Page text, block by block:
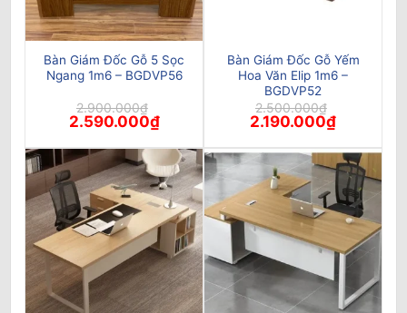
Bàn Giám Đốc Gỗ 5 Sọc
Ngang 1m6 – BGDVP56
2.900.000₫
Giá
gốc
là:
2.900.000₫.
2.590.000₫Giá
hiện
tại
2.590.000₫.
Bàn Giám Đốc Gỗ Yếm
Hoa Văn Elip 1m6 –
BGDVP52
2.500.000₫
Giá
gốc
là:
2.500.000₫.
2.190.000₫Giá
tại
là:
2.190.000₫.